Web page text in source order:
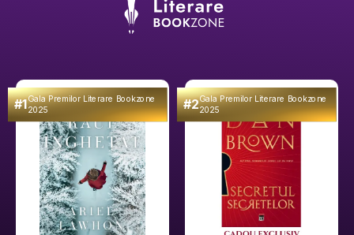
#1Gala Premilor Literare Bookzone
2025
#2Gala Premilor Literare Bookzone
2025